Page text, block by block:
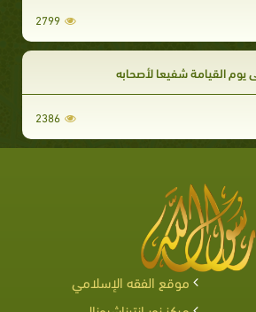
2799
يوم القيامة شفيعا لأصحابه
2386
موقع الفقه الإسلامي